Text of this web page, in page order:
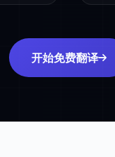
开始免费翻译